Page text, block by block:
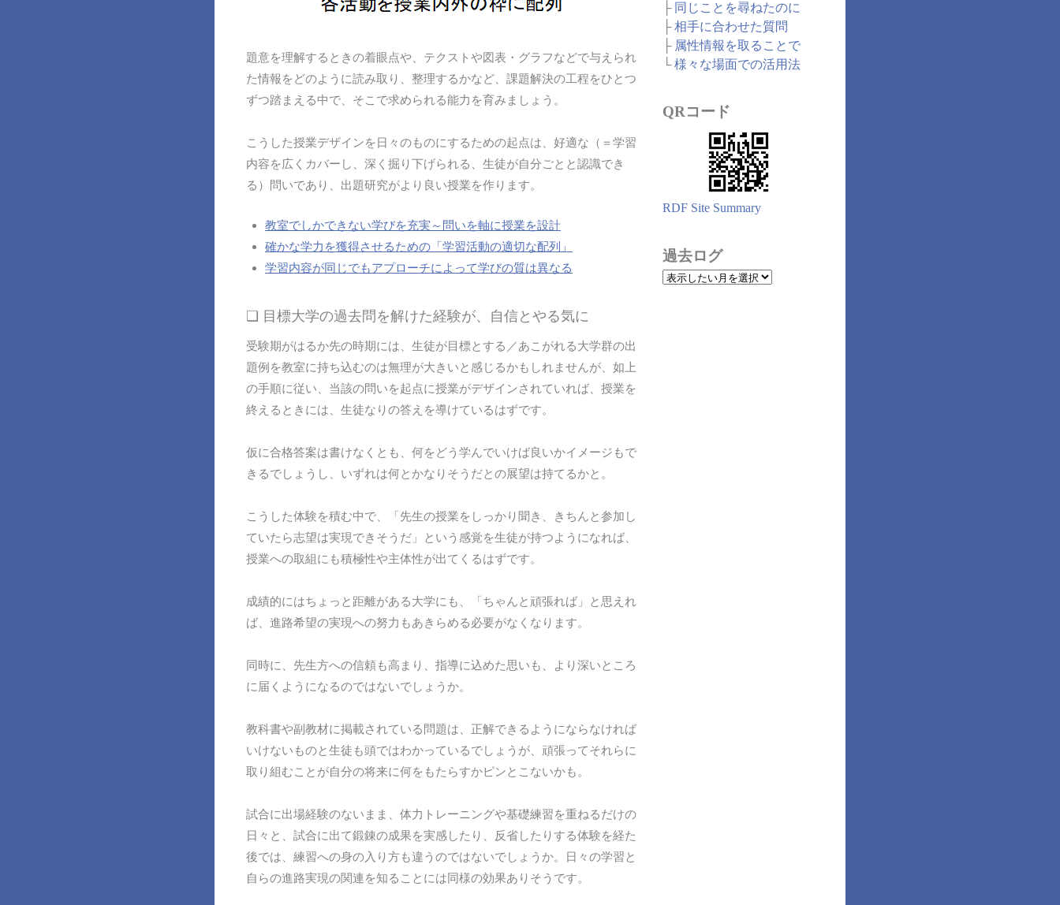
題意を理解するときの着眼点や、テクストや図表・グラフなどで与えられ
た情報をどのように読み取り、整理するかなど、課題解決の工程をひとつ
ずつ踏まえる中で、そこで求められる能力を育みましょう。
こうした授業デザインを日々のものにするための起点は、好適な（＝学習
内容を広くカバーし、深く掘り下げられる、生徒が自分ごとと認識でき
る）問いであり、出題研究がより良い授業を作ります。
教室でしかできない学びを充実～問いを軸に授業を設計
確かな学力を獲得させるための「学習活動の適切な配列」
学習内容が同じでもアプローチによって学びの質は異なる
❏ 目標大学の過去問を解けた経験が、自信とやる気に
受験期がはるか先の時期には、生徒が目標とする／あこがれる大学群の出
題例を教室に持ち込むのは無理が大きいと感じるかもしれませんが、如上
の手順に従い、当該の問いを起点に授業がデザインされていれば、授業を
終えるときには、生徒なりの答えを導けているはずです。
仮に合格答案は書けなくとも、何をどう学んでいけば良いかイメージもで
きるでしょうし、いずれは何とかなりそうだとの展望は持てるかと。
こうした体験を積む中で、「先生の授業をしっかり聞き、きちんと参加し
ていたら志望は実現できそうだ」という感覚を生徒が持つようになれば、
授業への取組にも積極性や主体性が出てくるはずです。
成績的にはちょっと距離がある大学にも、「ちゃんと頑張れば」と思えれ
ば、進路希望の実現への努力もあきらめる必要がなくなります。
同時に、先生方への信頼も高まり、指導に込めた思いも、より深いところ
に届くようになるのではないでしょうか。
教科書や副教材に掲載されている問題は、正解できるようにならなければ
いけないものと生徒も頭ではわかっているでしょうが、頑張ってそれらに
取り組むことが自分の将来に何をもたらすかピンとこないかも。
試合に出場経験のないまま、体力トレーニングや基礎練習を重ねるだけの
日々と、試合に出て鍛錬の成果を実感したり、反省したりする体験を経た
後では、練習への身の入り方も違うのではないでしょうか。日々の学習と
自らの進路実現の関連を知ることには同様の効果ありそうです。
├ 同じことを尋ねたのに
├相手に合わせた質問
├ 属性情報を取ることで
└様々な場面での活用法
QRコード
RDF Site Summary
過去ログ